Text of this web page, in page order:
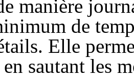
manière
de
Elle
en sautant les